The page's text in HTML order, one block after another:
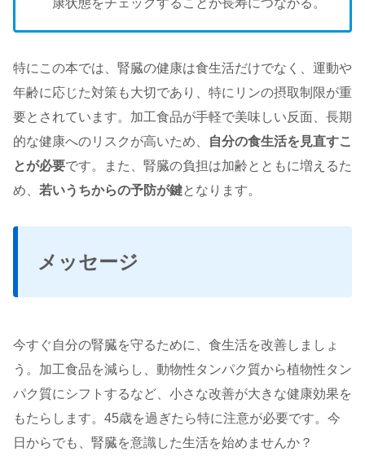
康状態をチェックすることが長寿につながる。
特にこの本では、腎臓の健康は食生活だけでなく、運動や
年齢に応じた対策も大切であり、特にリンの摂取制限が重
要とされています。加工食品が手軽で美味しい反面、長期
的な健康へのリスクが高いため、
自分の食生活を見直すこ
とが必要です。また、腎臓の負担は加齢とともに増えるた
め、 若いうちからの予防が鍵となります。
メッセージ
今すぐ自分の腎臓を守るために、食生活を改善しましょ
う。加工食品を減らし、動物性タンパク質から植物性タン
パク質にシフトするなど、小さな改善が大きな健康効果を
もたらします。45歳を過ぎたら特に注意が必要です。今
日からでも、腎臓を意識した生活を始めませんか？